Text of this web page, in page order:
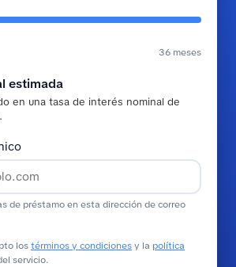
36 meses
estimada
en una tasa de interés nominal de
de préstamo en esta dirección de correo
lostérminos y condicionesy la política
servicio.